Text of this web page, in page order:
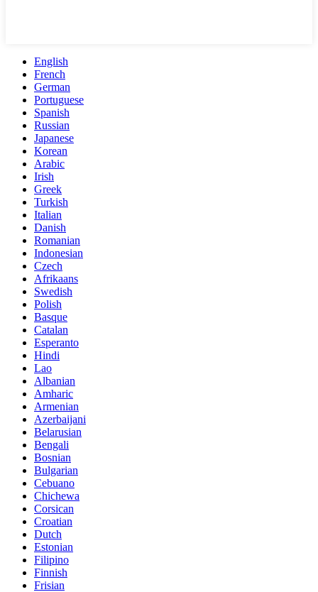
English
French
German
Portuguese
Spanish
Russian
Japanese
Korean
Arabic
Irish
Greek
Turkish
Italian
Danish
Romanian
Indonesian
Czech
Afrikaans
Swedish
Polish
Basque
Catalan
Esperanto
Hindi
Lao
Albanian
Amharic
Armenian
Azerbaijani
Belarusian
Bengali
Bosnian
Bulgarian
Cebuano
Chichewa
Corsican
Croatian
Dutch
Estonian
Filipino
Finnish
Frisian